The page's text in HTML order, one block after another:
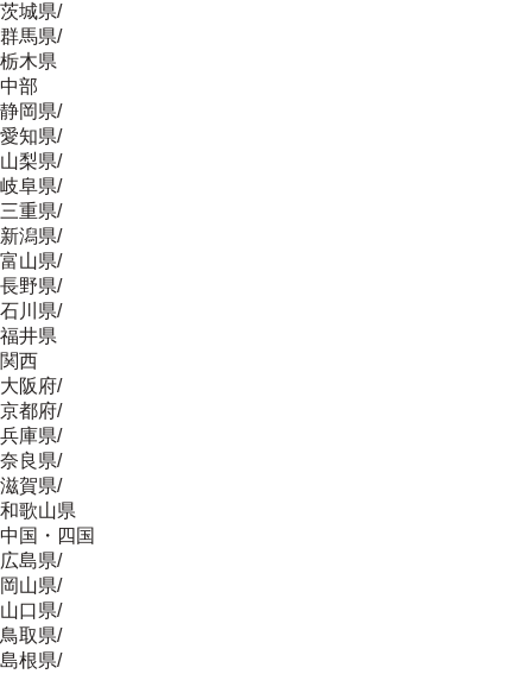
茨城県/
群馬県/
栃木県
中部
静岡県/
愛知県/
山梨県/
岐阜県/
三重県/
新潟県/
富山県/
長野県/
石川県/
福井県
関西
大阪府/
京都府/
兵庫県/
奈良県/
滋賀県/
和歌山県
中国・四国
広島県/
岡山県/
山口県/
鳥取県/
島根県/